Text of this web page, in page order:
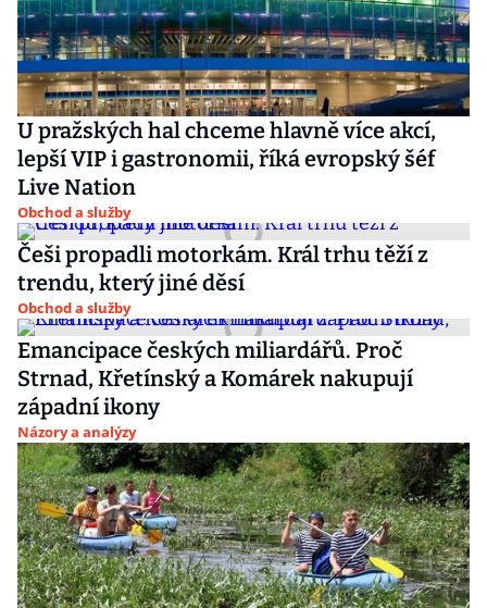
U pražských hal chceme hlavně více akcí,
lepší VIP i gastronomii, říká evropský šéf
Live Nation
Obchod a služby
Češi propadli motorkám. Král trhu těží z
trendu, který jiné děsí
Obchod a služby
Emancipace českých miliardářů. Proč
Strnad, Křetínský a Komárek nakupují
západní ikony
Názory a analýzy